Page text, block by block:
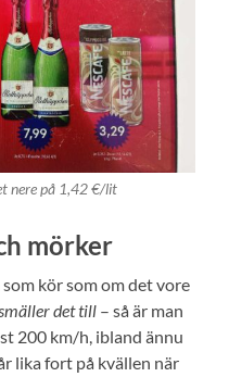
nere på 1,42 €/lit
mörker
kör som om det vore
det till – så är man
200 km/h, ibland ännu
lika fort på kvällen när